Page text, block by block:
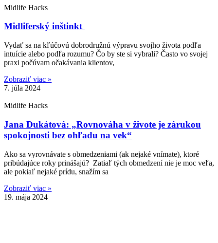
Midlife Hacks
Midliferský inštinkt
Vydať sa na kľúčovú dobrodružnú výpravu svojho života podľa
intuície alebo podľa rozumu? Čo by ste si vybrali? Často vo svojej
praxi počúvam očakávania klientov,
Zobraziť viac »
7. júla 2024
Midlife Hacks
Jana Dukátová: „Rovnováha v živote je zárukou
spokojnosti bez ohľadu na vek“
Ako sa vyrovnávate s obmedzeniami (ak nejaké vnímate), ktoré
pribúdajúce roky prinášajú? Zatiaľ tých obmedzení nie je moc veľa,
ale pokiaľ nejaké prídu, snažím sa
Zobraziť viac »
19. mája 2024